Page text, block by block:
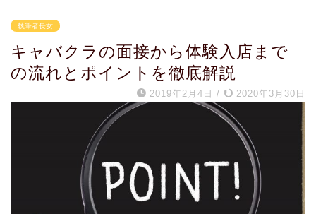
執筆者長女
キャバクラの面接から体験入店まで
の流れとポイントを徹底解説
2019年2月4日 / 2020年3月30日